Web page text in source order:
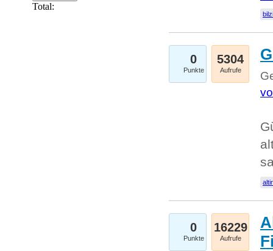
Total:
0
Punkte
5304
Aufrufe
0
Punkte
16229
Aufrufe